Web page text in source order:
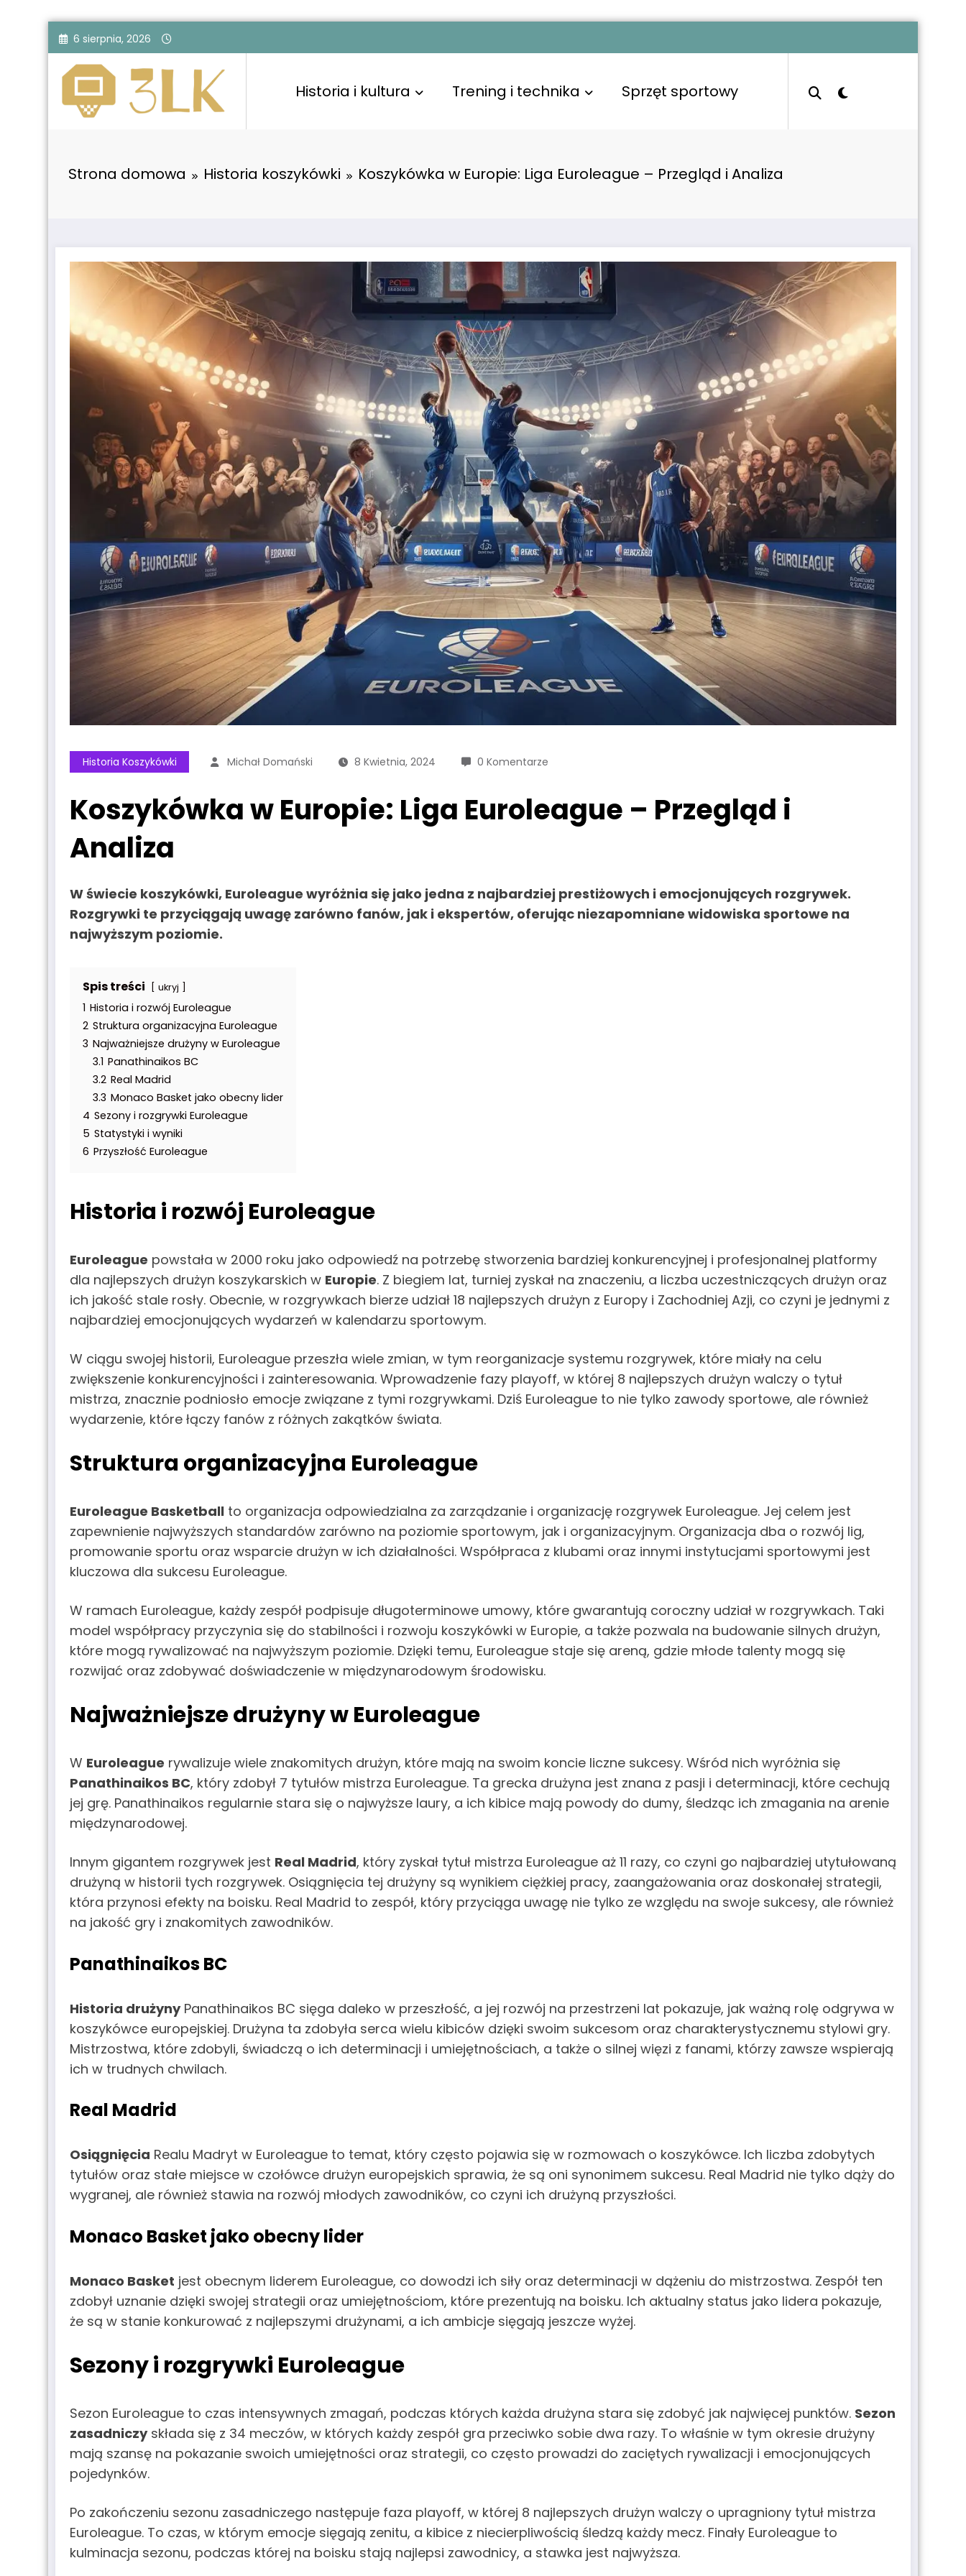
Przejdź
do
treści
6 sierpnia, 2026
Historia i kultura Trening i technika Sprzęt sportowy
Strona domowa Historia koszykówki Koszykówka w Europie: Liga Euroleague – Przegląd i Analiza
Historia Koszykówki Michał Domański 8 Kwietnia, 2024 0 Komentarze
Koszykówka w Europie: Liga Euroleague – Przegląd i
Analiza
W świecie koszykówki, Euroleague wyróżnia się jako jedna z najbardziej prestiżowych i emocjonujących rozgrywek.
Rozgrywki te przyciągają uwagę zarówno fanów, jak i ekspertów, oferując niezapomniane widowiska sportowe na
najwyższym poziomie.
Spis treści ukryj
1 Historia i rozwój Euroleague
2 Struktura organizacyjna Euroleague
3 Najważniejsze drużyny w Euroleague
3.1 Panathinaikos BC
3.2 Real Madrid
3.3 Monaco Basket jako obecny lider
4 Sezony i rozgrywki Euroleague
5 Statystyki i wyniki
6 Przyszłość Euroleague
Historia i rozwój Euroleague
Euroleague powstała w 2000 roku jako odpowiedź na potrzebę stworzenia bardziej konkurencyjnej i profesjonalnej platformy
dla najlepszych drużyn koszykarskich w Europie. Z biegiem lat, turniej zyskał na znaczeniu, a liczba uczestniczących drużyn oraz
ich jakość stale rosły. Obecnie, w rozgrywkach bierze udział 18 najlepszych drużyn z Europy i Zachodniej Azji, co czyni je jednymi z
najbardziej emocjonujących wydarzeń w kalendarzu sportowym.
W ciągu swojej historii, Euroleague przeszła wiele zmian, w tym reorganizacje systemu rozgrywek, które miały na celu
zwiększenie konkurencyjności i zainteresowania. Wprowadzenie fazy playoff, w której 8 najlepszych drużyn walczy o tytuł
mistrza, znacznie podniosło emocje związane z tymi rozgrywkami. Dziś Euroleague to nie tylko zawody sportowe, ale również
wydarzenie, które łączy fanów z różnych zakątków świata.
Struktura organizacyjna Euroleague
Euroleague Basketball to organizacja odpowiedzialna za zarządzanie i organizację rozgrywek Euroleague. Jej celem jest
zapewnienie najwyższych standardów zarówno na poziomie sportowym, jak i organizacyjnym. Organizacja dba o rozwój lig,
promowanie sportu oraz wsparcie drużyn w ich działalności. Współpraca z klubami oraz innymi instytucjami sportowymi jest
kluczowa dla sukcesu Euroleague.
W ramach Euroleague, każdy zespół podpisuje długoterminowe umowy, które gwarantują coroczny udział w rozgrywkach. Taki
model współpracy przyczynia się do stabilności i rozwoju koszykówki w Europie, a także pozwala na budowanie silnych drużyn,
które mogą rywalizować na najwyższym poziomie. Dzięki temu, Euroleague staje się areną, gdzie młode talenty mogą się
rozwijać oraz zdobywać doświadczenie w międzynarodowym środowisku.
Najważniejsze drużyny w Euroleague
W Euroleague rywalizuje wiele znakomitych drużyn, które mają na swoim koncie liczne sukcesy. Wśród nich wyróżnia się
Panathinaikos BC, który zdobył 7 tytułów mistrza Euroleague. Ta grecka drużyna jest znana z pasji i determinacji, które cechują
jej grę. Panathinaikos regularnie stara się o najwyższe laury, a ich kibice mają powody do dumy, śledząc ich zmagania na arenie
międzynarodowej.
Innym gigantem rozgrywek jest Real Madrid, który zyskał tytuł mistrza Euroleague aż 11 razy, co czyni go najbardziej utytułowaną
drużyną w historii tych rozgrywek. Osiągnięcia tej drużyny są wynikiem ciężkiej pracy, zaangażowania oraz doskonałej strategii,
która przynosi efekty na boisku. Real Madrid to zespół, który przyciąga uwagę nie tylko ze względu na swoje sukcesy, ale również
na jakość gry i znakomitych zawodników.
Panathinaikos BC
Historia drużynyPanathinaikos BC sięga daleko w przeszłość, a jej rozwój na przestrzeni lat pokazuje, jak ważną rolę odgrywa w
koszykówce europejskiej. Drużyna ta zdobyła serca wielu kibiców dzięki swoim sukcesom oraz charakterystycznemu stylowi gry.
Mistrzostwa, które zdobyli, świadczą o ich determinacji i umiejętnościach, a także o silnej więzi z fanami, którzy zawsze wspierają
ich w trudnych chwilach.
Real Madrid
Osiągnięcia Realu Madryt w Euroleague to temat, który często pojawia się w rozmowach o koszykówce. Ich liczba zdobytych
tytułów oraz stałe miejsce w czołówce drużyn europejskich sprawia, że są oni synonimem sukcesu. Real Madrid nie tylko dąży do
wygranej, ale również stawia na rozwój młodych zawodników, co czyni ich drużyną przyszłości.
Monaco Basket jako obecny lider
Monaco Basket jest obecnym liderem Euroleague, co dowodzi ich siły oraz determinacji w dążeniu do mistrzostwa. Zespół ten
zdobył uznanie dzięki swojej strategii oraz umiejętnościom, które prezentują na boisku. Ich aktualny status jako lidera pokazuje,
że są w stanie konkurować z najlepszymi drużynami, a ich ambicje sięgają jeszcze wyżej.
Sezony i rozgrywki Euroleague
Sezon Euroleague to czas intensywnych zmagań, podczas których każda drużyna stara się zdobyć jak najwięcej punktów. Sezon
zasadniczyskłada się z 34 meczów, w których każdy zespół gra przeciwko sobie dwa razy. To właśnie w tym okresie drużyny
mają szansę na pokazanie swoich umiejętności oraz strategii, co często prowadzi do zaciętych rywalizacji i emocjonujących
pojedynków.
Po zakończeniu sezonu zasadniczego następuje faza playoff, w której 8 najlepszych drużyn walczy o upragniony tytuł mistrza
Euroleague. To czas, w którym emocje sięgają zenitu, a kibice z niecierpliwością śledzą każdy mecz. Finały Euroleague to
kulminacja sezonu, podczas której na boisku stają najlepsi zawodnicy, a stawka jest najwyższa.